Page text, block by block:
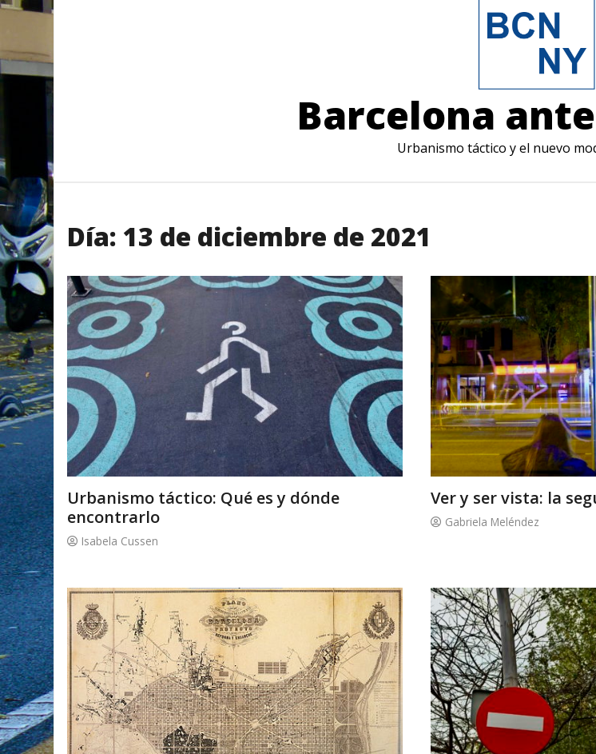
Barcelona
Urbanismo táctico y el nuevo
Día: 13 de diciembre de 2021
Urbanismo táctico: Qué es y dónde
encontrarlo
Isabela Cussen
Ver y ser vista: la
Gabriela Meléndez